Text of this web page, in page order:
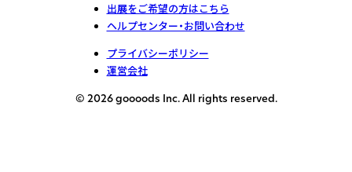
出展をご希望の方はこちら
ヘルプセンター・お問い合わせ
プライバシーポリシー
運営会社
© 2026 goooods Inc. All rights reserved.